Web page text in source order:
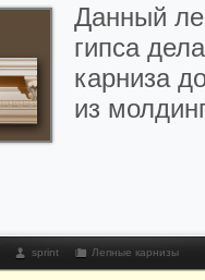
Данный л
гипса
карниза
из
sprint Лепные карнизы